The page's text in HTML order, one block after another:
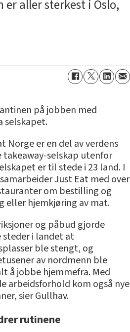
aller sterkest i Oslo,
på jobben med
selskapet.
Norge er en del av verdens
takeaway-selskap utenfor
er til stede i 23 land. I
Just Eat med over
om bestilling og
eller hjemkjøring av mat.
og påbud gjorde
steder i landet at
ble stengt, og
av nordmenn ble
å jobbe hjemmefra. Med
arbeidsforhold kom også nye
sier Gullhav.
rutinene